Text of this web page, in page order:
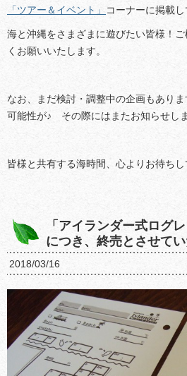
「ツアー＆イベント」
コーナーに掲載し
海と沖縄をさまざまに遊びたい皆様！
くお願いいたします。
なお、まだ検討・調整中の企画もあり
可能性が♪ その際にはまたお知らせしま
皆様と共有する海時間、心よりお待ちし
「アイランダー式ログ
につき、終売とさせて
2018/03/16